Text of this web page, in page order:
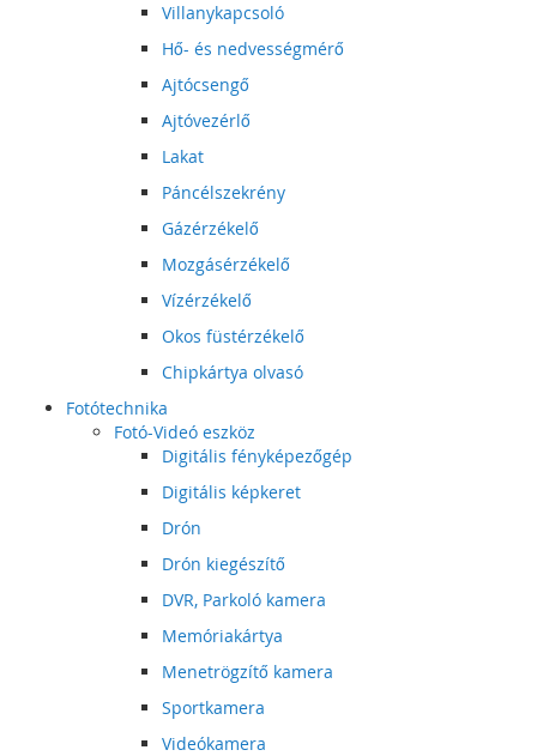
Villanykapcsoló
Hő- és nedvességmérő
Ajtócsengő
Ajtóvezérlő
Lakat
Páncélszekrény
Gázérzékelő
Mozgásérzékelő
Vízérzékelő
Okos füstérzékelő
Chipkártya olvasó
Fotótechnika
Fotó-Videó eszköz
Digitális fényképezőgép
Digitális képkeret
Drón
Drón kiegészítő
DVR, Parkoló kamera
Memóriakártya
Menetrögzítő kamera
Sportkamera
Videókamera